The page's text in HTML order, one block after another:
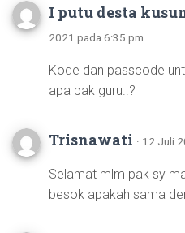
I putu desta
2021 pada 6:35 pm
Kode dan passcode
apa pak guru..?
Trisnawati · 12 Juli
Selamat mlm pak sy
besok apakah sama